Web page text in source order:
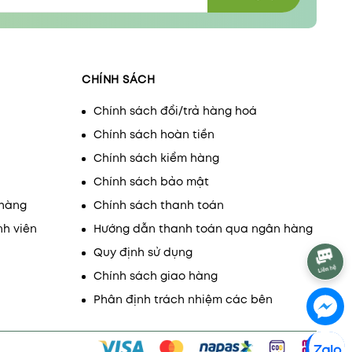
viên
CHÍNH SÁCH
Chính sách đổi/trả hàng hoá
Chính sách hoàn tiền
Chính sách kiểm hàng
Chính sách bảo mật
Chính sách thanh toán
Hướng dẫn thanh toán qua ngân hàng
Quy định sử dụng
Chính sách giao hàng
Phân định trách nhiệm các bên